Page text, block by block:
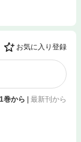
お気に入り登録
1巻から | 最新刊から